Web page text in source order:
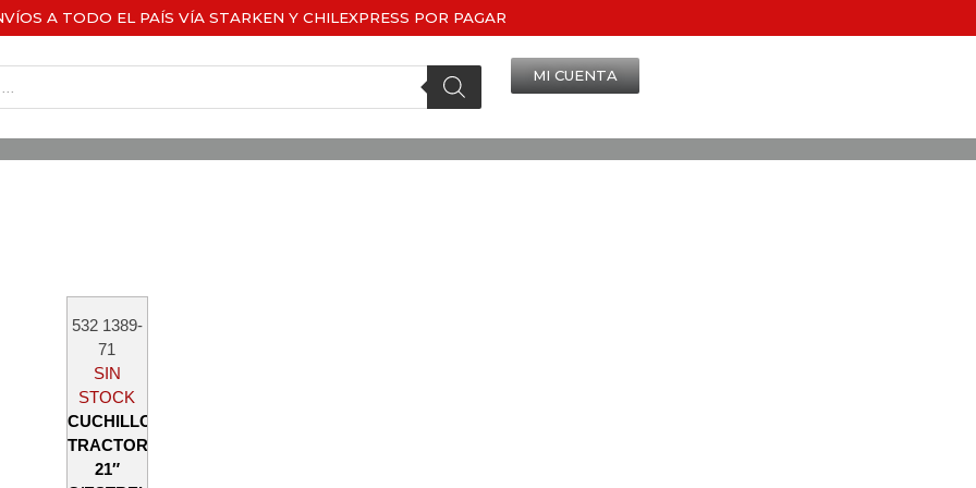
A TODO EL PAÍS VÍA STARKEN Y CHILEXPRESS POR PAGAR
MI CUENTA
532 1389-
71
SIN
STOCK
CUCHILLO
TRACTOR
21″